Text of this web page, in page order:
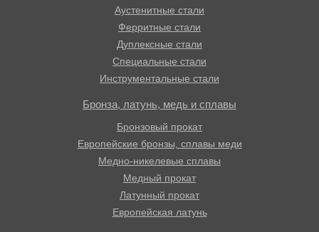
Аустенитные стали
Ферритные стали
Дуплексные стали
Специальные стали
Инструментальные стали
Бронза, латунь, медь и сплавы
Бронзовый прокат
Европейские бронзы, сплавы меди
Медно-никелевые сплавы
Медный прокат
Латунный прокат
Европейская латунь